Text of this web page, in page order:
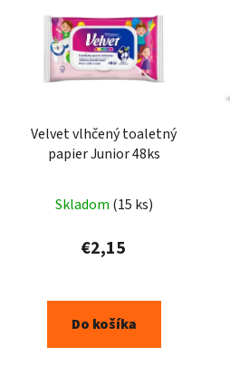
Velvet vlhčený toaletný
papier Junior 48ks
Skladom (15 ks)
€2,15
Do košíka